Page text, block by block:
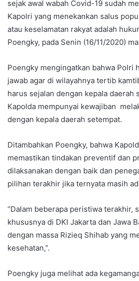
sejak awal wabah Covid-19 sudah
Kapolri yang menekankan salus
atau keselamatan rakyat adalah
Poengky, pada Senin (16/11/2020)
Poengky mengingatkan bahwa Polri
jawab agar di wilayahnya tertib
harus sejalan dengan kepala daerah
Kapolda mempunyai kewajiban
dengan kepala daerah setempat.
Ditambahkan Poengky, bahwa
memastikan tindakan preventif dan
dilaksanakan dengan baik dan
pilihan terakhir jika ternyata masih
“Dalam beberapa peristiwa terakhir,
khususnya di DKI Jakarta dan Jawa
dengan massa Rizieq Shihab yang
kesehatan,”.
Poengky juga melihat ada